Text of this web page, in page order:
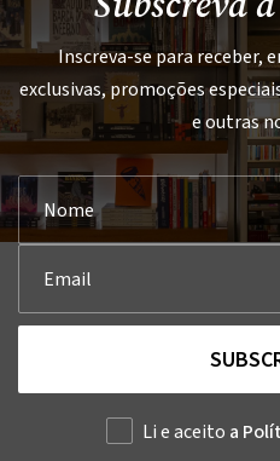
Inscreva-se para receber,
exclusivas, promoções
e outras
Li e aceito a